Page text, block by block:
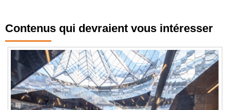
Contenus qui devraient vous intéresser